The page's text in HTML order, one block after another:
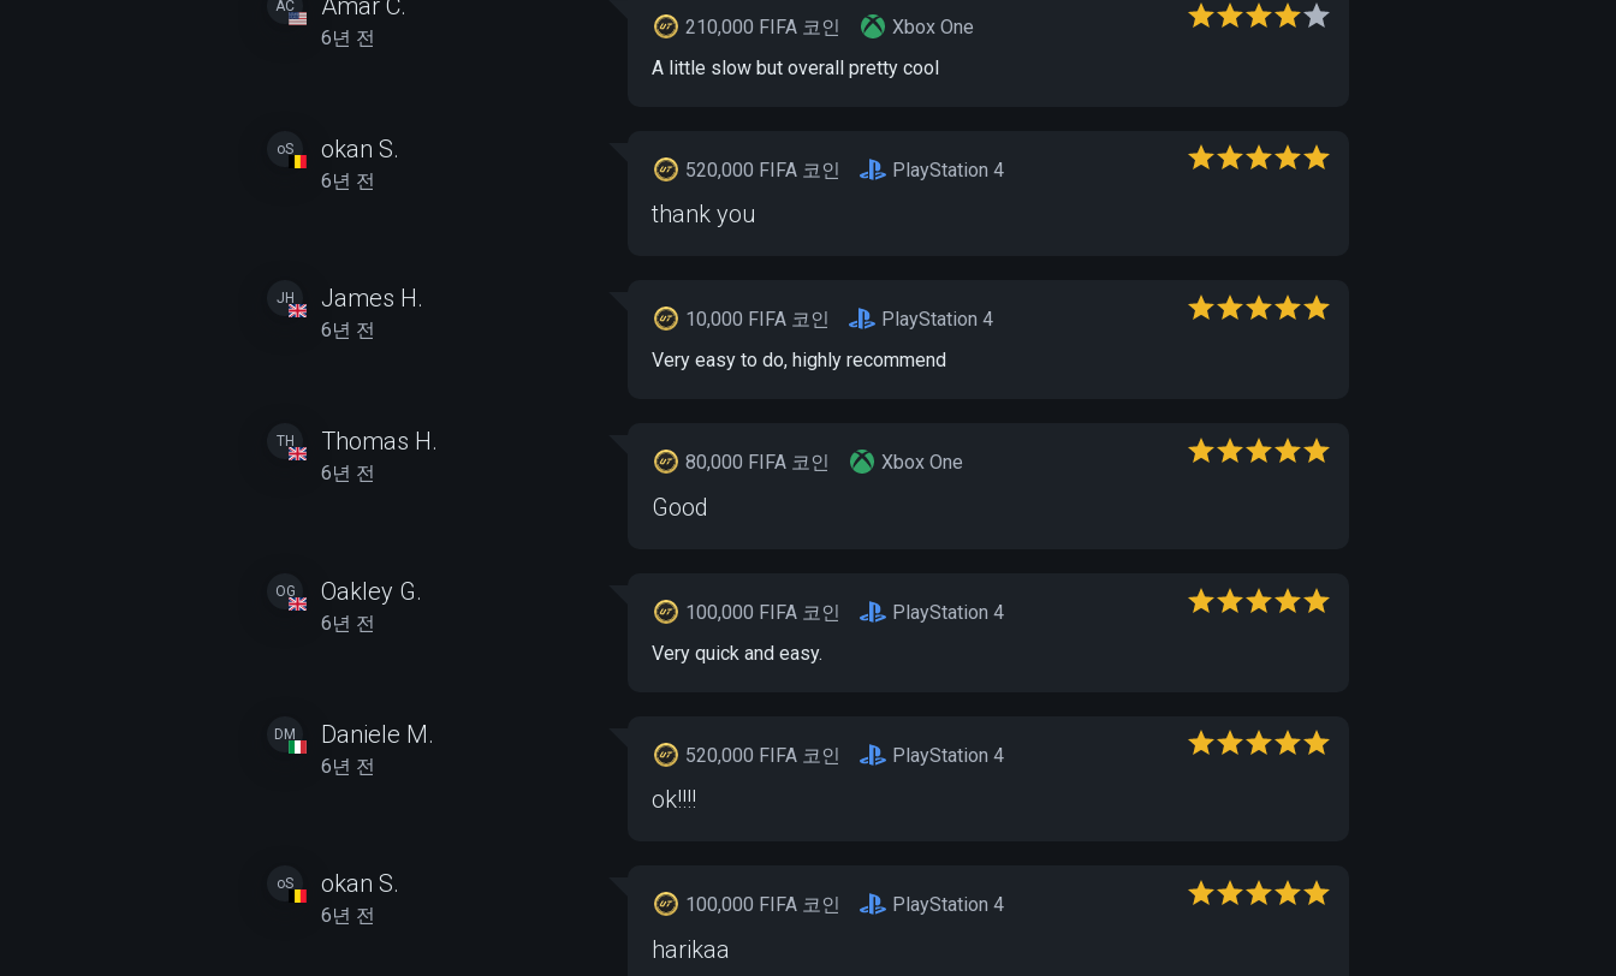
AC Amar C.
6년 전 210,000 FIFA 코인
Xbox One
A little slow but overall pretty cool
oS okan S.
6년 전 520,000 FIFA 코인 PlayStation 4
thank you
JH James H.
6년 전 10,000 FIFA 코인
PlayStation 4
Very easy to do, highly recommend
TH Thomas H.
6년 전 80,000 FIFA 코인 Xbox One
Good
OG Oakley G.
6년 전 100,000 FIFA 코인
PlayStation 4
Very quick and easy.
DM Daniele M.
6년 전 520,000 FIFA 코인 PlayStation 4
ok!!!!
oS okan S.
6년 전 100,000 FIFA 코인 PlayStation 4
harikaa